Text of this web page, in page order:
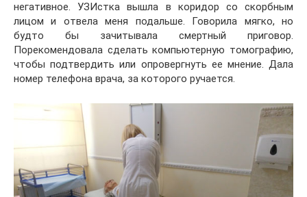
негативное. УЗИстка вышла в коридор со скорбным
лицом и отвела меня подальше. Говорила мягко, но
будто бы зачитывала смертный приговор.
Порекомендовала сделать компьютерную томографию,
чтобы подтвердить или опровергнуть ее мнение. Дала
номер телефона врача, за которого ручается.